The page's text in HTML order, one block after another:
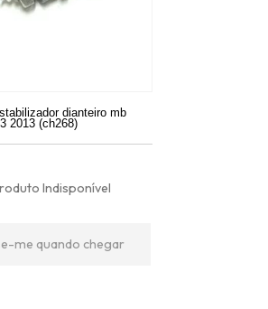
dianteiro mb
2013 (ch268)
Indisponível
me quando chegar